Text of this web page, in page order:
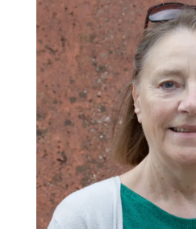
Andrea Deuschle
Eurythmie, Freie Religion
@